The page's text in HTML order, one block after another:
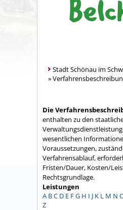
Stadt Schönau im
»
Die
enthalten zu den
wesentlichen
Voraussetzungen,
Verfahrensablauf,
Fristen/Dauer, Kosten/
Rechtsgrundlage.
Leistungen
A BC D E FG H I J K L M N
Z